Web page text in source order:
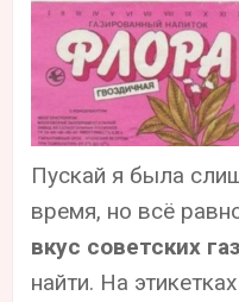
Пускай я была
время, но всё
вкус советских
найти. На